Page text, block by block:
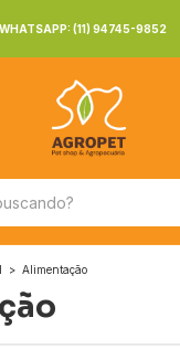
WHATSAPP: (11) 94745-9852
> Alimentação